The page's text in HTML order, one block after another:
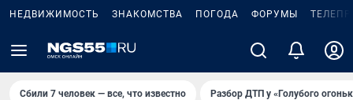
НЕДВИЖИМОСТЬ ЗНАКОМСТВА ПОГОДА ФОРУМЫ
Сбили 7 человек — все, что известно Разбор ДТП у «Голубого